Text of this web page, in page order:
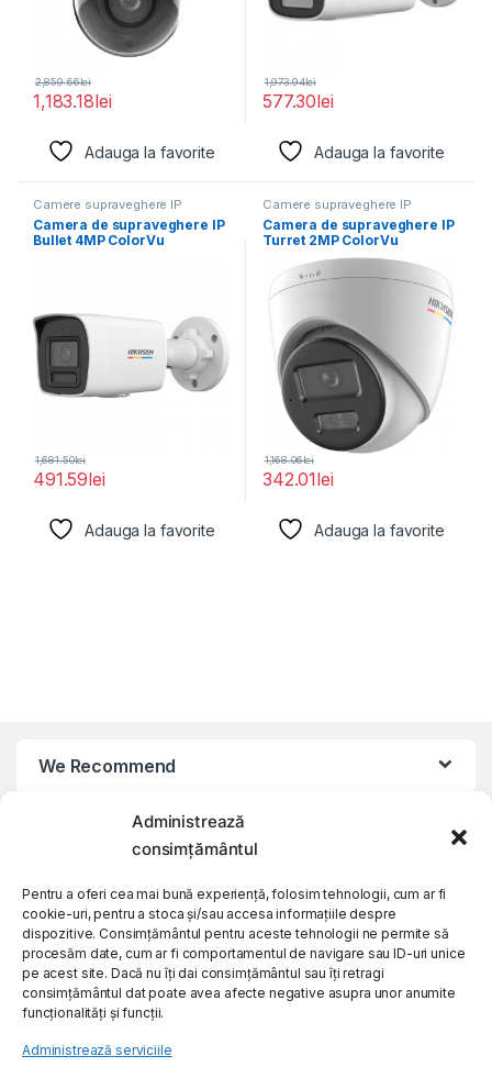
Administrează
consimțământul
Pentru a oferi cea mai bună experiență, folosim tehnologii, cum ar fi
cookie-uri, pentru a stoca și/sau accesa informațiile despre
dispozitive. Consimțământul pentru aceste tehnologii ne permite să
procesăm date, cum ar fi comportamentul de navigare sau ID-uri unice
pe acest site. Dacă nu îți dai consimțământul sau îți retragi
consimțământul dat poate avea afecte negative asupra unor anumite
funcționalități și funcții.
Administrează serviciile
1,183.18lei
2,859.66lei
Adauga la favorite
577.30lei
1,973.94lei
Adauga la favorite
Camere supraveghere IP
Camera de supraveghere IP
Bullet 4MP ColorVu
491.59lei
1,681.50lei
Adauga la favorite
Camere supraveghere IP
Camera de supraveghere IP
Turret 2MP ColorVu
Hikvision DS-2CD1327G2H-
LIU(2.8MM),
342.01lei
1,168.06lei
Adauga la favorite
We Recommend
My Account
Customer Care
About Us